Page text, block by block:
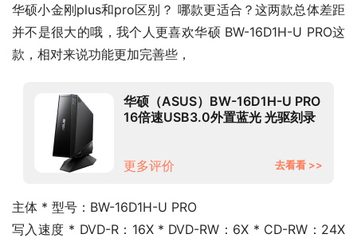
华硕小金刚plus和pro区别？ 哪款更适合？这两款总体差距
并不是很大的哦，我个人更喜欢华硕 BW-16D1H-U PRO这
款，相对来说功能更加完善些，
华硕（ASUS）BW-16D1H-U PRO
16倍速USB3.0外置蓝光 光驱刻录
更多评价
去看看 >>
主体 * 型号：BW-16D1H-U PRO
写入速度 * DVD-R：16X * DVD-RW：6X * CD-RW：24X